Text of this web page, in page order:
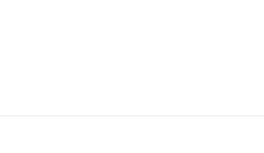
היהודים הטובים שעוזרים ומלווים חינם לא
להתקשר אלי כדי לקבל הסבר מפורט,